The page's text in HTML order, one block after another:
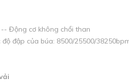
Động cơ không chổi than
đập của búa: 8500/25500/